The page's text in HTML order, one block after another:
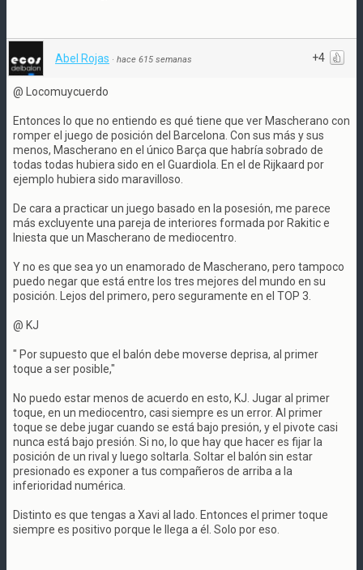
+4
Abel Rojas · hace 615 semanas
@ Locomuycuerdo
Entonces lo que no entiendo es qué tiene que ver Mascherano con
romper el juego de posición del Barcelona. Con sus más y sus
menos, Mascherano en el único Barça que habría sobrado de
todas todas hubiera sido en el Guardiola. En el de Rijkaard por
ejemplo hubiera sido maravilloso.
De cara a practicar un juego basado en la posesión, me parece
más excluyente una pareja de interiores formada por Rakitic e
Iniesta que un Mascherano de mediocentro.
Y no es que sea yo un enamorado de Mascherano, pero tampoco
puedo negar que está entre los tres mejores del mundo en su
posición. Lejos del primero, pero seguramente en el TOP 3.
@ KJ
" Por supuesto que el balón debe moverse deprisa, al primer
toque a ser posible,"
No puedo estar menos de acuerdo en esto, KJ. Jugar al primer
toque, en un mediocentro, casi siempre es un error. Al primer
toque se debe jugar cuando se está bajo presión, y el pivote casi
nunca está bajo presión. Si no, lo que hay que hacer es fijar la
posición de un rival y luego soltarla. Soltar el balón sin estar
presionado es exponer a tus compañeros de arriba a la
inferioridad numérica.
Distinto es que tengas a Xavi al lado. Entonces el primer toque
siempre es positivo porque le llega a él. Solo por eso.